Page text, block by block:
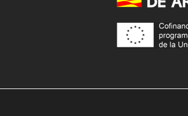
© 2013 – 2026.